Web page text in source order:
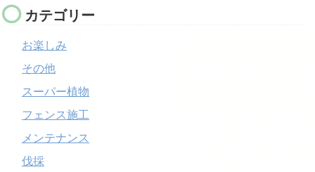
カテゴリー
お楽しみ
その他
スーパー植物
フェンス施工
メンテナンス
伐採